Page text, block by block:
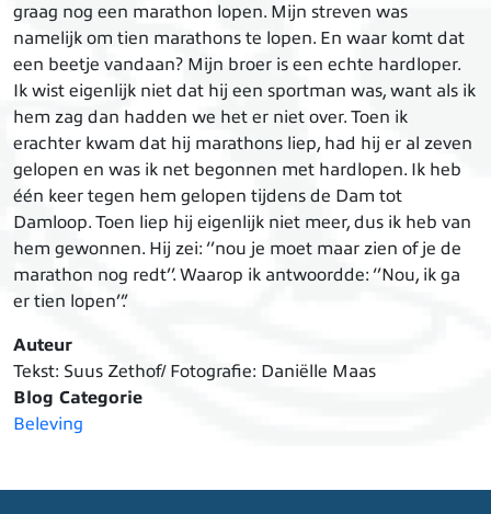
graag nog een marathon lopen. Mijn streven was
namelijk om tien marathons te lopen. En waar komt dat
een beetje vandaan? Mijn broer is een echte hardloper.
Ik wist eigenlijk niet dat hij een sportman was, want als ik
hem zag dan hadden we het er niet over. Toen ik
erachter kwam dat hij marathons liep, had hij er al zeven
gelopen en was ik net begonnen met hardlopen. Ik heb
één keer tegen hem gelopen tijdens de Dam tot
Damloop. Toen liep hij eigenlijk niet meer, dus ik heb van
hem gewonnen. Hij zei: ‘’nou je moet maar zien of je de
marathon nog redt’’. Waarop ik antwoordde: ‘’Nou, ik ga
er tien lopen’’.’
Auteur
Tekst: Suus Zethof/ Fotografie: Daniëlle Maas
Blog Categorie
Beleving